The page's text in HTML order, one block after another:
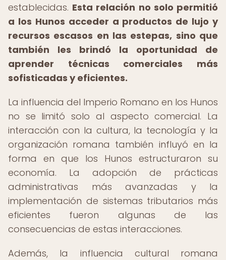
establecidas. Esta relación no solo permitió
a los Hunos acceder a productos de lujo y
recursos escasos en las estepas, sino que
también les brindó la oportunidad de
aprender técnicas comerciales más
sofisticadas y eficientes.
La influencia del Imperio Romano en los Hunos
no se limitó solo al aspecto comercial. La
interacción con la cultura, la tecnología y la
organización romana también influyó en la
forma en que los Hunos estructuraron su
economía. La adopción de prácticas
administrativas más avanzadas y la
implementación de sistemas tributarios más
eficientes fueron algunas de las
consecuencias de estas interacciones.
Además, la influencia cultural romana